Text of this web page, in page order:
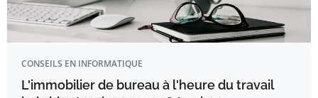
CONSEILS EN INFORMATIQUE
L'immobilier de bureau à l'heure du travail